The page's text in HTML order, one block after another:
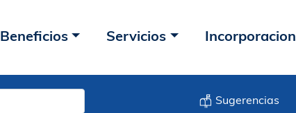
Beneficios Servicios
Sugerencias